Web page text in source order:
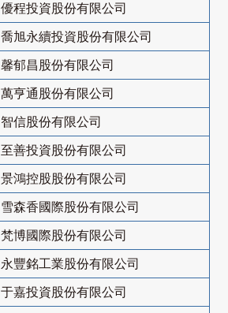
優程投資股份有限公司
喬旭永續投資股份有限公司
馨郁昌股份有限公司
萬亨通股份有限公司
智信股份有限公司
至善投資股份有限公司
景鴻控股股份有限公司
雪森香國際股份有限公司
梵博國際股份有限公司
永豐銘工業股份有限公司
于嘉投資股份有限公司